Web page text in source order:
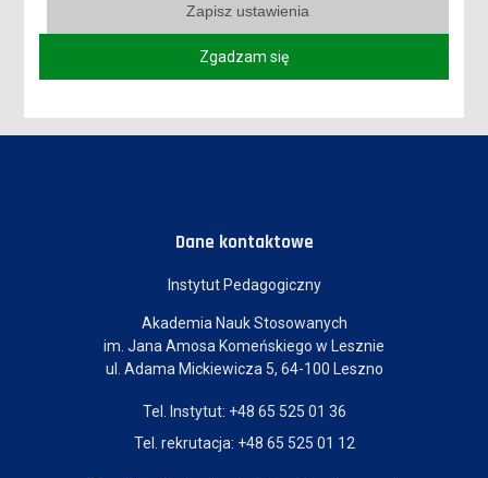
DNI PATRONA 19-21 MAJA 2026
Dane kontaktowe
Instytut Pedagogiczny
Akademia Nauk Stosowanych
im. Jana Amosa Komeńskiego w Lesznie
ul. Adama Mickiewicza 5, 64-100 Leszno
Tel. Instytut: +48 65 525 01 36
Tel. rekrutacja: +48 65 525 01 12
Zapisz ustawienia
Zgadzam się